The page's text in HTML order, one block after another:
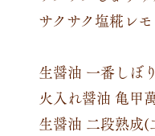
サクサク塩糀レ
生醤油 一番しぼ
火入れ醤油 亀甲
生醤油 二段熟成(